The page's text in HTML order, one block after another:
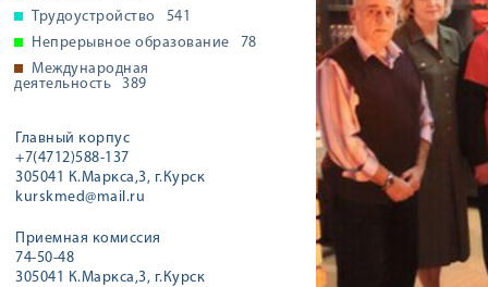
Трудоустройство
541
Непрерывное образование
78
Международная
деятельность
389
Главный корпус
+7(4712)588-137
305041 К.Маркса,3, г.Курск
kurskmed@mail.ru
Приемная комиссия
74-50-48
305041 К.Маркса,3, г.Курск